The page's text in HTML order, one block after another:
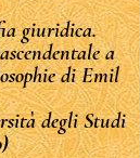
giuridica.
a
di Emil
degli Studi